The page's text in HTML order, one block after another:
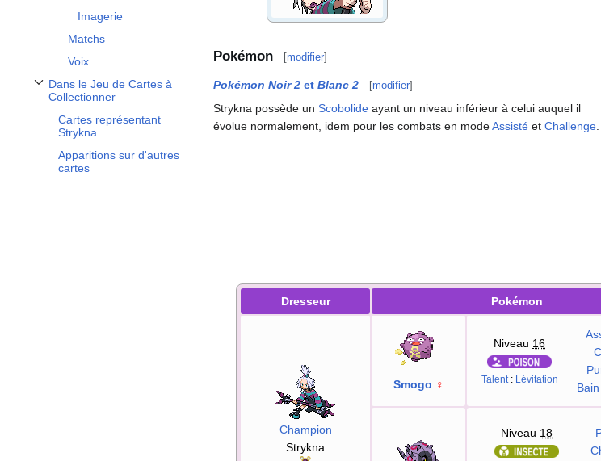
Imagerie
Matchs
Voix
Dans le Jeu de Cartes à
Collectionner
Afficher / masquer la sous-section Dans le Jeu de Cartes à Collectionner
Cartes représentant
Strykna
Apparitions sur d'autres
cartes
Pokémon [modifier]
Pokémon Noir 2 et Blanc 2 [modifier]
Strykna possède un Scobolide ayant un niveau inférieur à celui auquel il
évolue normalement, idem pour les combats en modeAssisté et Challenge.
Dresseur Pokémon
Champion
Strykna
Smogo ♀
Niveau 16
Talent : Lévitation
Niveau 18